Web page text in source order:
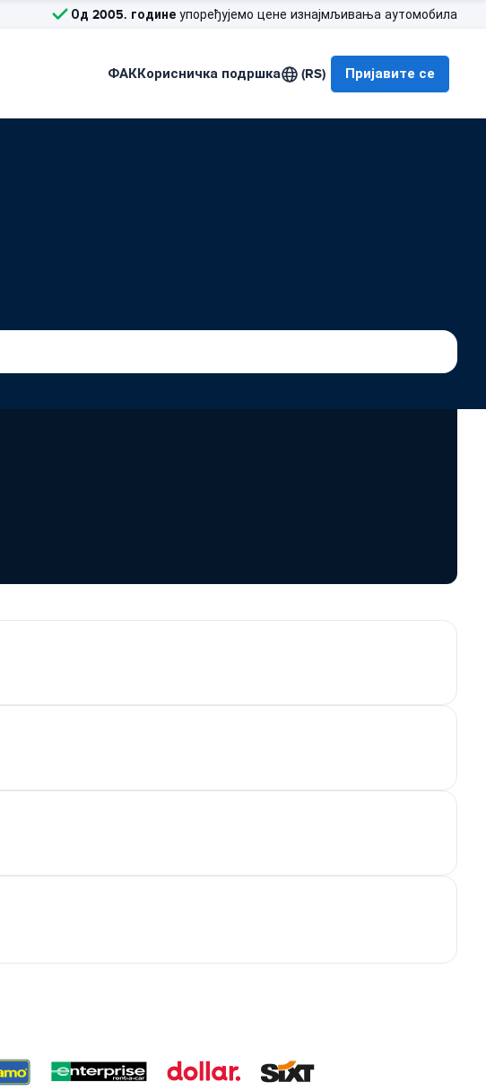
Од 2005. године упоређујемо цене изнајмљивања аутомобила
ФАККорисничка подршка (RS) Пријавите се